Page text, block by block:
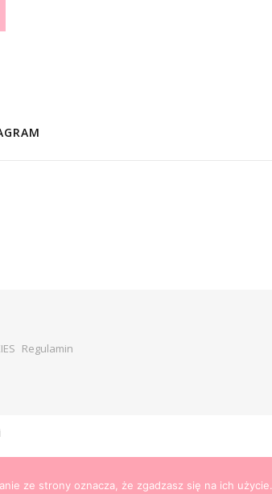
Regulamin
ze strony oznacza, że zgadzasz się na ich użycie.